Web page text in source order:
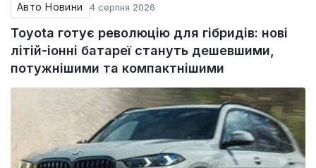
Авто Новини 4 серпня 2026
Toyota готує революцію для гібридів: нові
літій-іонні батареї стануть дешевшими,
потужнішими та компактнішими